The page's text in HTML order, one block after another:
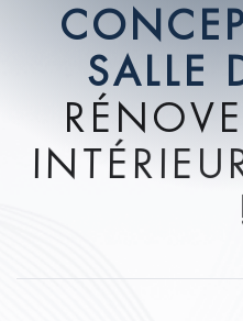
CONCE
SALLE
RÉ NOVE
INTÉRIEU